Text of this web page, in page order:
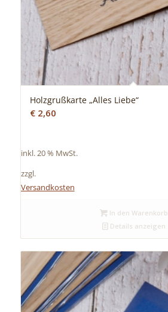
Holzgrußkarte „Alles Liebe“
€2,60
inkl. 20 % MwSt.
zzgl.
Versandkosten
In den Warenkorb
Details anzeigen